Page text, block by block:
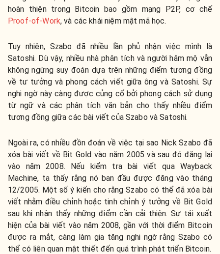
hoàn thiện trong Bitcoin bao gồm mạng P2P, cơ chế
Proof-of-Work, và các khái niệm mật mã học.
Tuy nhiên, Szabo đã nhiều lần phủ nhận việc mình là
Satoshi. Dù vậy, nhiều nhà phân tích và người hâm mộ vẫn
không ngừng suy đoán dựa trên những điểm tương đồng
về tư tưởng và phong cách viết giữa ông và Satoshi. Sự
nghi ngờ này càng được củng cố bởi phong cách sử dụng
từ ngữ và các phân tích văn bản cho thấy nhiều điểm
tương đồng giữa các bài viết của Szabo và Satoshi.
Ngoài ra, có nhiều đồn đoán về việc tại sao Nick Szabo đã
xóa bài viết về Bit Gold vào năm 2005 và sau đó đăng lại
vào năm 2008. Nếu kiểm tra bài viết qua Wayback
Machine, ta thấy rằng nó ban đầu được đăng vào tháng
12/2005. Một số ý kiến cho rằng Szabo có thể đã xóa bài
viết nhằm điều chỉnh hoặc tinh chỉnh ý tưởng về Bit Gold
sau khi nhận thấy những điểm cần cải thiện. Sự tái xuất
hiện của bài viết vào năm 2008, gần với thời điểm Bitcoin
được ra mắt, càng làm gia tăng nghi ngờ rằng Szabo có
thể có liên quan mật thiết đến quá trình phát triển Bitcoin.